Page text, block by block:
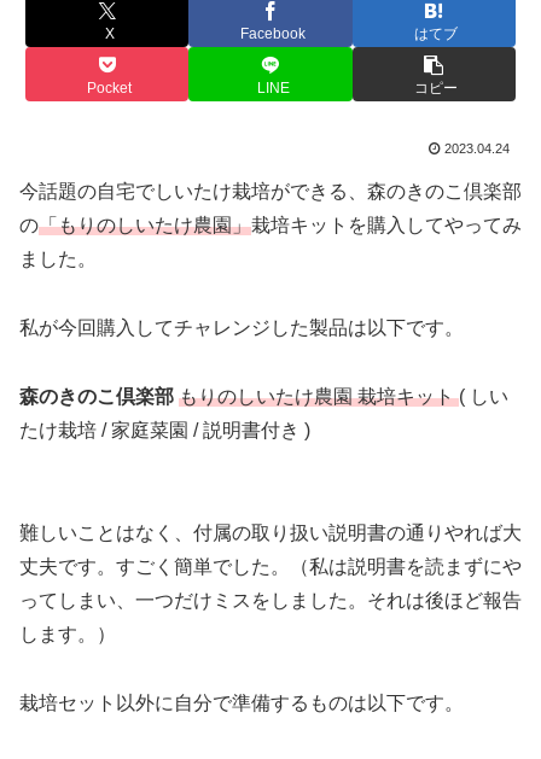
X Facebook はてブ
Pocket LINE コピー
2023.04.24
今話題の自宅でしいたけ栽培ができる、森のきのこ倶楽部
の「もりのしいたけ農園」栽培キットを購入してやってみ
ました。
私が今回購入してチャレンジした製品は以下です。
森のきのこ倶楽部 もりのしいたけ農園 栽培キット( しい
たけ栽培 / 家庭菜園 / 説明書付き )
難しいことはなく、付属の取り扱い説明書の通りやれば大
丈夫です。すごく簡単でした。（私は説明書を読まずにや
ってしまい、一つだけミスをしました。それは後ほど報告
します。）
栽培セット以外に自分で準備するものは以下です。